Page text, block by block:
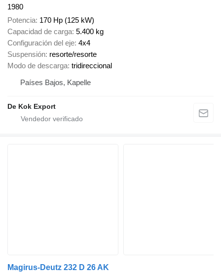
1980
Potencia 170 Hp (125 kW)
Capacidad de carga 5.400 kg
Configuración del eje 4x4
Suspensión resorte/resorte
Modo de descarga tridireccional
Países Bajos, Kapelle
De Kok Export
Magirus-Deutz 232 D 26 AK